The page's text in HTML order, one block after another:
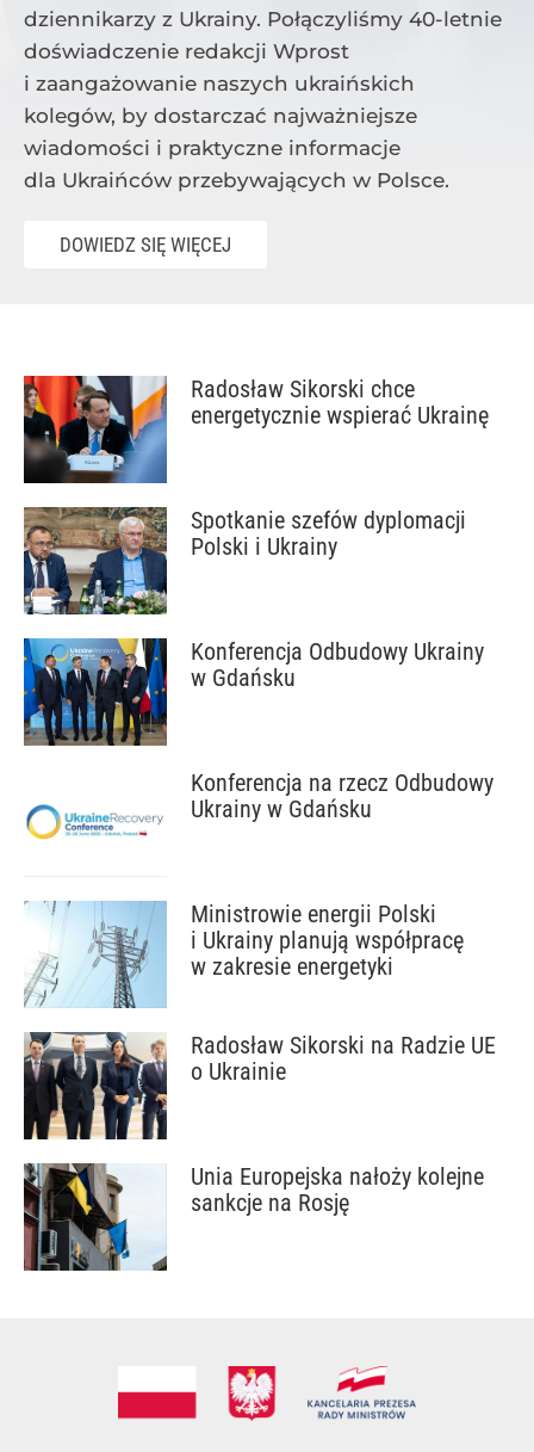
dziennikarzy z Ukrainy. Połączyliśmy 40-letnie
doświadczenie redakcji Wprost
i zaangażowanie naszych ukraińskich
kolegów, by dostarczać najważniejsze
wiadomości i praktyczne informacje
dla Ukraińców przebywających w Polsce.
DOWIEDZ SIĘ WIĘCEJ
Radosław Sikorski chce
energetycznie wspierać Ukrainę
Spotkanie szefów dyplomacji
Polski i Ukrainy
Konferencja Odbudowy Ukrainy
w Gdańsku
Konferencja na rzecz Odbudowy
Ukrainy w Gdańsku
Ministrowie energii Polski
i Ukrainy planują współpracę
w zakresie energetyki
Radosław Sikorski na Radzie UE
o Ukrainie
Unia Europejska nałoży kolejne
sankcje na Rosję